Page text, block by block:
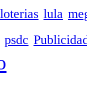
loterias lula
psdc